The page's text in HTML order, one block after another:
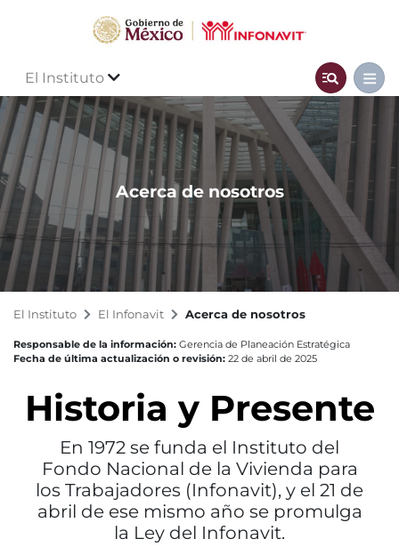
El Instituto
Acerca de nosotros
El Instituto El Infonavit Acerca de nosotros
Responsable de la información: Gerencia de Planeación Estratégica
Fecha de última actualización o revisión: 22 de abril de 2025
Historia y Presente
En 1972 se funda el Instituto del
Fondo Nacional de la Vivienda para
los Trabajadores (Infonavit), y el 21 de
abril de ese mismo año se promulga
la Ley del Infonavit.